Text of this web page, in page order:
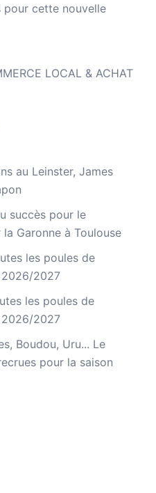
pour cette nouvelle
LOCAL & ACHAT
au Leinster, James
succès pour le
Garonne à Toulouse
les poules de
2026/2027
les poules de
2026/2027
Boudou, Uru... Le
pour la saison